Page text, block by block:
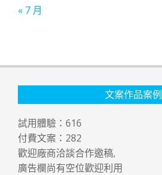
« 7 月
文案作品案例
試用體驗： 616
付費文案： 282
歡迎廠商洽談合作邀稿,
廣告欄尚有空位歡迎利用